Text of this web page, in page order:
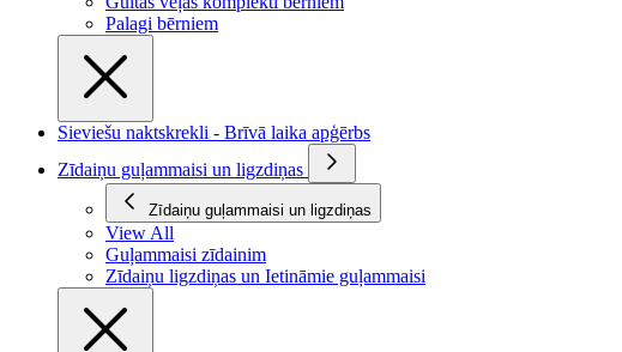
Palagi bērniem
Sieviešu naktskrekli - Brīvā laika apģērbs
Zīdaiņu guļammaisi un ligzdiņas
Zīdaiņu guļammaisi un ligzdiņas
View All
Guļammaisi zīdainim
Zīdaiņu ligzdiņas un Ietināmie guļammaisi